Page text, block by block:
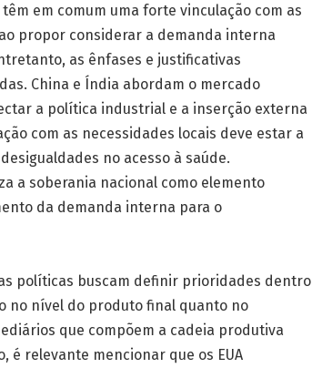
em comum uma forte vinculação com as
propor considerar a demanda interna
as ênfases e justificativas
China e Índia abordam o mercado
a política industrial e a inserção externa
com as necessidades locais deve estar a
no acesso à saúde.
a soberania nacional como elemento
da demanda interna para o
políticas buscam definir prioridades dentro
no nível do produto final quanto no
que compõem a cadeia produtiva
é relevante mencionar que os EUA